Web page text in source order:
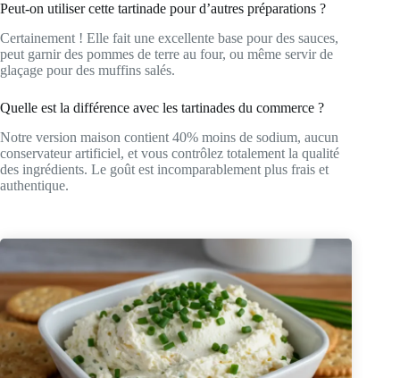
Peut-on utiliser cette tartinade pour d’autres préparations ?
Certainement ! Elle fait une excellente base pour des sauces,
peut garnir des pommes de terre au four, ou même servir de
glaçage pour des muffins salés.
Quelle est la différence avec les tartinades du commerce ?
Notre version maison contient 40% moins de sodium, aucun
conservateur artificiel, et vous contrôlez totalement la qualité
des ingrédients. Le goût est incomparablement plus frais et
authentique.